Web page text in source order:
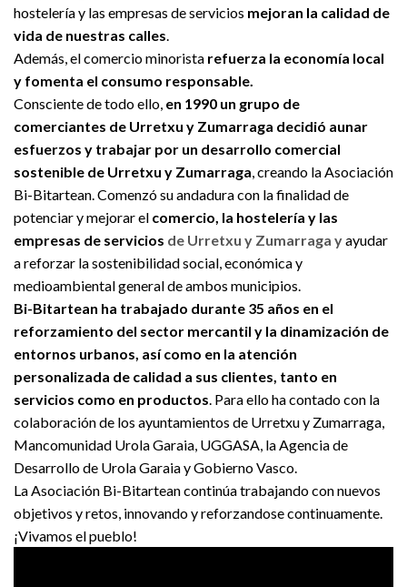
hostelería y las empresas de servicios mejoran la calidad de
vida de nuestras calles.
Además, el comercio minorista refuerza la economía local
y fomenta el consumo responsable.
Consciente de todo ello, en 1990 un grupo de
comerciantes de Urretxu y Zumarraga decidió aunar
esfuerzos y trabajar por un desarrollo comercial
sostenible de Urretxu y Zumarraga, creando la Asociación
Bi-Bitartean. Comenzó su andadura con la finalidad de
potenciar y mejorar el comercio, la hostelería y las
empresas de servicios de Urretxu y Zumarraga yayudar
a reforzar la sostenibilidad social, económica y
medioambiental general de ambos municipios.
Bi-Bitartean ha trabajado durante 35 años en el
reforzamiento del sector mercantil y la dinamización de
entornos urbanos, así como en la atención
personalizada de calidad a sus clientes, tanto en
servicios como en productos. Para ello ha contado con la
colaboración de los ayuntamientos de Urretxu y Zumarraga,
Mancomunidad Urola Garaia, UGGASA, la Agencia de
Desarrollo de Urola Garaia y Gobierno Vasco.
La Asociación Bi-Bitartean continúa trabajando con nuevos
objetivos y retos, innovando y reforzandose continuamente.
¡Vivamos el pueblo!